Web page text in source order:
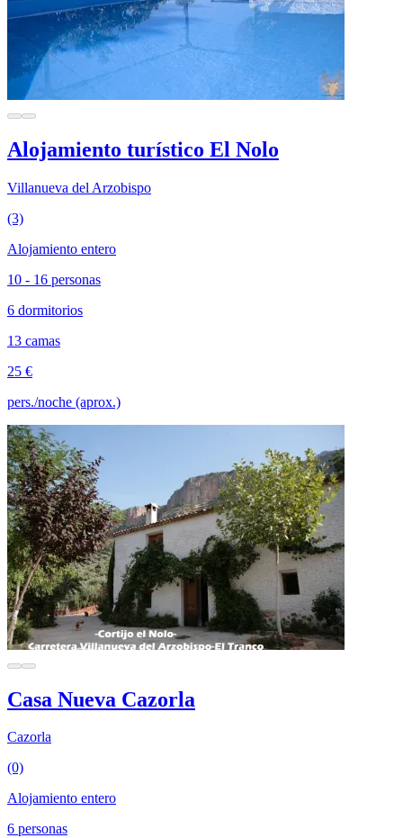
Alojamiento turístico El Nolo
Villanueva del Arzobispo
(3)
Alojamiento entero
10 - 16 personas
6 dormitorios
13 camas
25 €
pers./noche (aprox.)
Casa Nueva Cazorla
Cazorla
(0)
Alojamiento entero
6 personas